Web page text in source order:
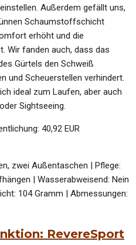
Außerdem gefällt uns,
Schaumstoffschicht
erhöht und die
Wir fanden auch, dass das
Gürtels den Schweiß
und Scheuerstellen verhindert.
ideal zum Laufen, aber auch
Sightseeing.
40,92 EUR
zwei Außentaschen | Pflege:
| Wasserabweisend: Nein
104 Gramm | Abmessungen:
RevereSport